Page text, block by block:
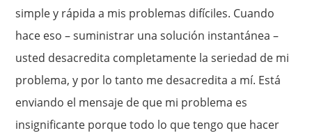
simple y rápida a mis problemas difíciles. Cuando
hace eso – suministrar una solución instantánea –
usted desacredita completamente la seriedad de mi
problema, y ​​por lo tanto me desacredita a mí. Está
enviando el mensaje de que mi problema es
insignificante porque todo lo que tengo que hacer